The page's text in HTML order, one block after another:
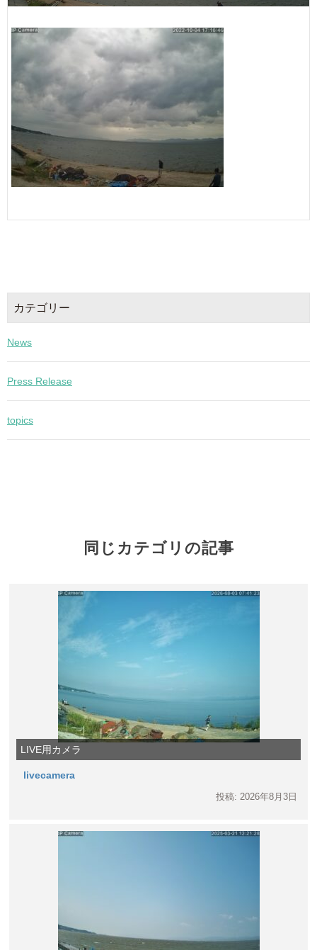
カテゴリー
News
Press Release
topics
同じカテゴリの記事
LIVE用カメラ
livecamera
投稿: 2026年8月3日